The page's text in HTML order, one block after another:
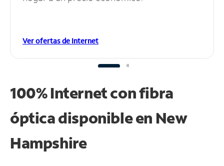
Ver ofertas de Internet
100% Internet con fibra
óptica disponible en New
Hampshire